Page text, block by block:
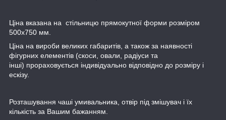
Ціна вказана на стільницю прямокутної форми розміром
500х750 мм.
Ціна на вироби великих габаритів, а також за наявності
фігурних елементів (скоси, овали, радіуси та
інші) прораховується індивідуально відповідно до розміру і
ескізу.
Розташування чаші умивальника, отвір під змішувач і їх
кількість за Вашим бажанням.